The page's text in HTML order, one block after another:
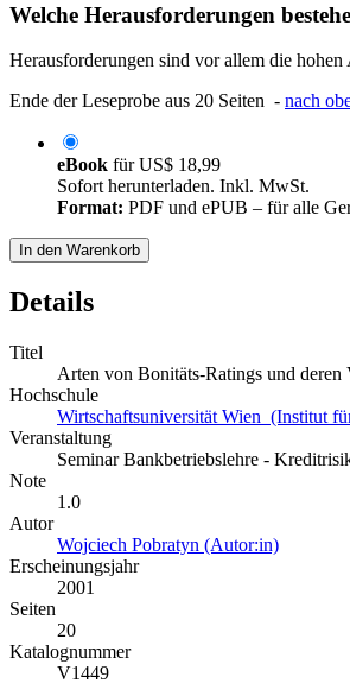
Welche Herausforderungen
Herausforderungen sind vor allem die
Ende der Leseprobe aus 20 Seiten - nach
eBook fürUS$ 18,99
Sofort herunterladen. Inkl. MwSt.
Format: PDF und ePUB – für alle
In den Warenkorb
Details
Titel
Arten von Bonitäts-Ratings und
Hochschule
Wirtschaftsuniversität Wien (Institut
Veranstaltung
Seminar Bankbetriebslehre -
Note
1.0
Autor
Wojciech Pobratyn (Autor:in)
Erscheinungsjahr
2001
Seiten
20
Katalognummer
V1449